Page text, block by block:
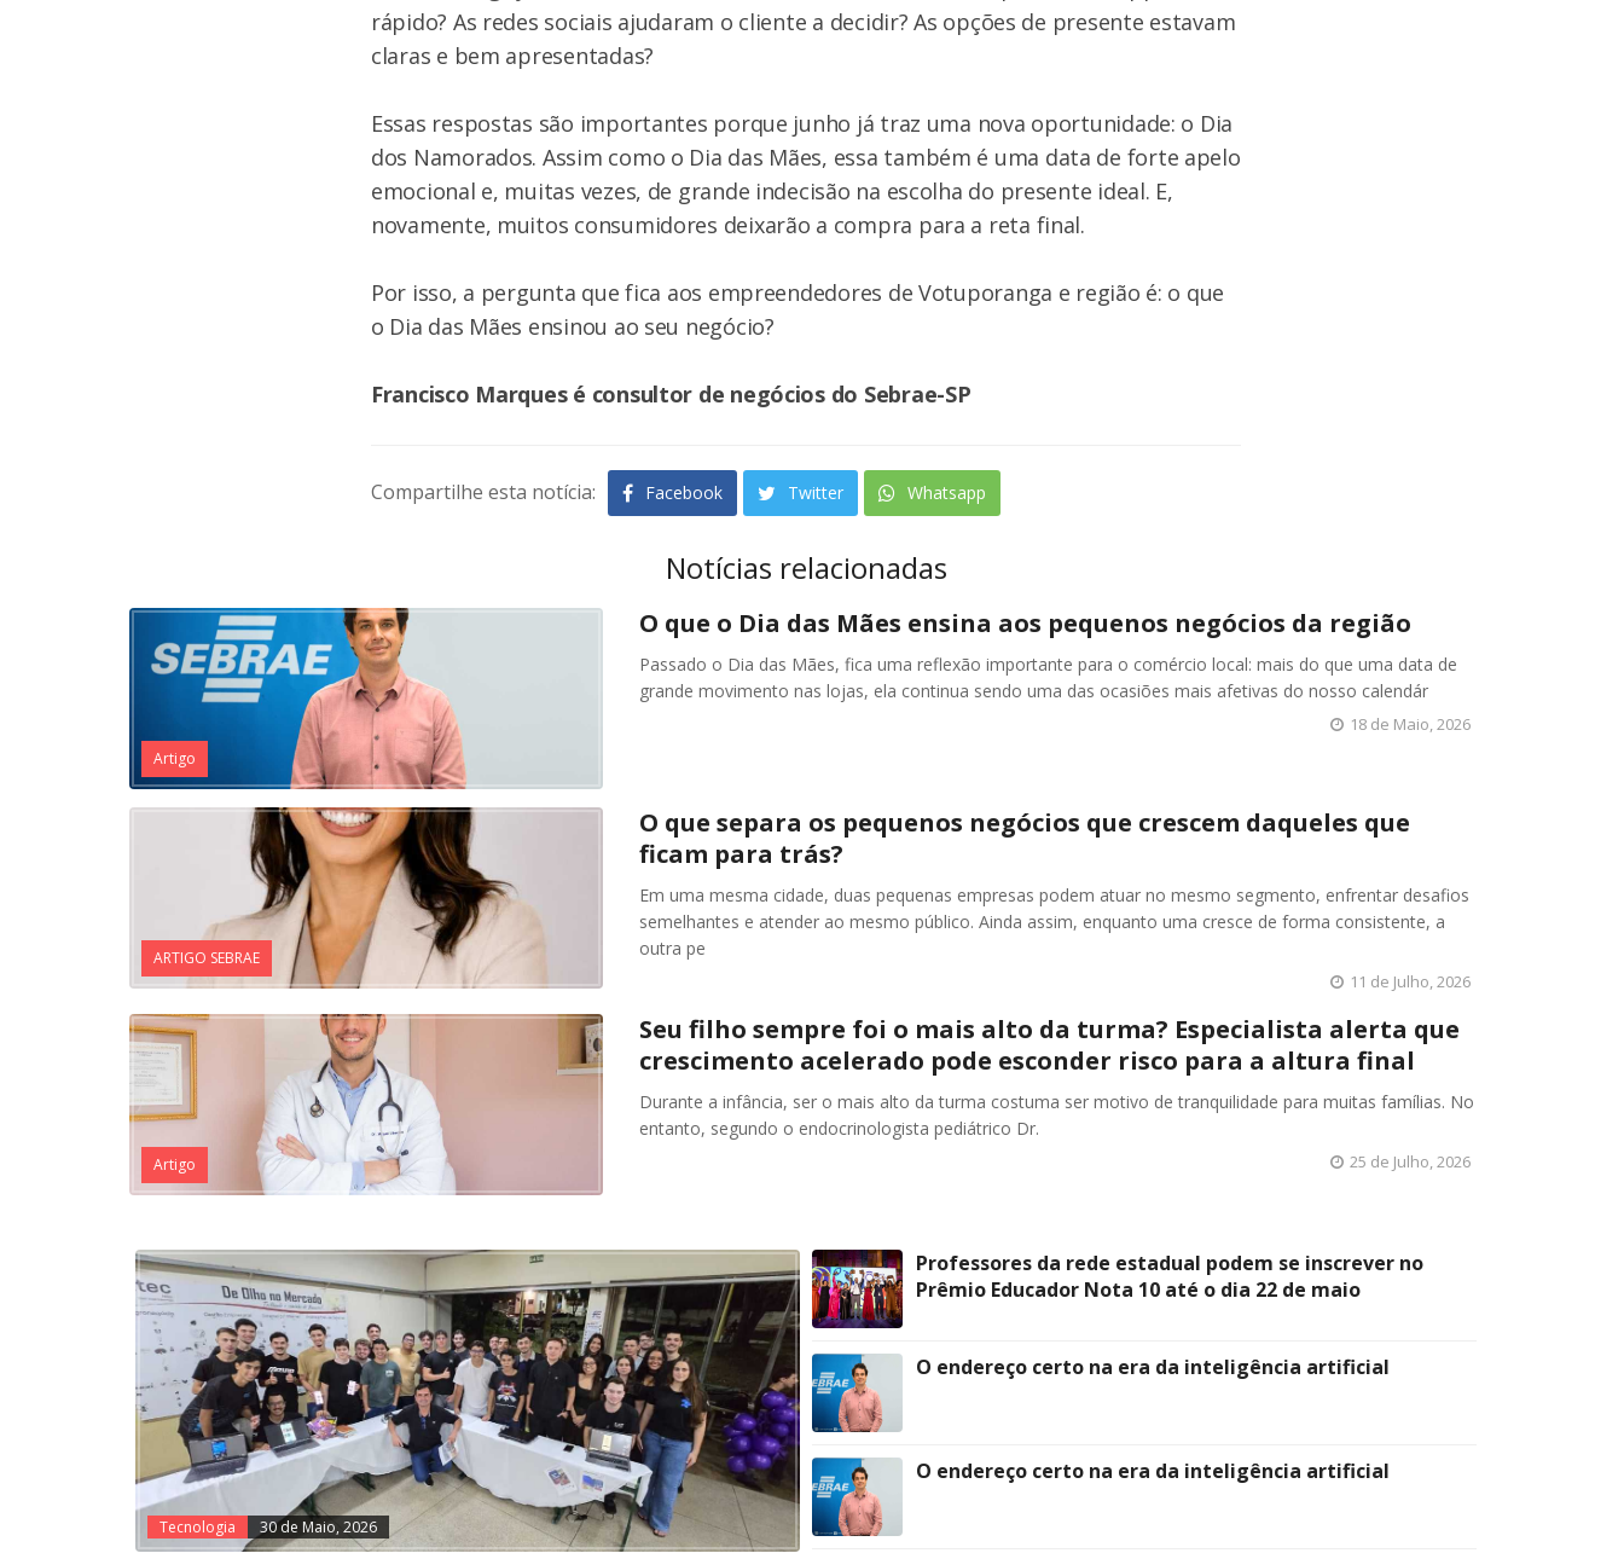
rápido? As redes sociais ajudaram o cliente a decidir? As opções de presente estavam
claras e bem apresentadas?
Essas respostas são importantes porque junho já traz uma nova oportunidade: o Dia
dos Namorados. Assim como o Dia das Mães, essa também é uma data de forte apelo
emocional e, muitas vezes, de grande indecisão na escolha do presente ideal. E,
novamente, muitos consumidores deixarão a compra para a reta final.
Por isso, a pergunta que fica aos empreendedores de Votuporanga e região é: o que
o Dia das Mães ensinou ao seu negócio?
Francisco Marques é consultor de negócios do Sebrae-SP
Compartilhe esta notícia: Facebook Twitter Whatsapp
Notícias relacionadas
Artigo
O que o Dia das Mães ensina aos pequenos negócios da região
Passado o Dia das Mães, fica uma reflexão importante para o comércio local: mais do que uma data de
grande movimento nas lojas, ela continua sendo uma das ocasiões mais afetivas do nosso calendár
18 de Maio, 2026
ARTIGO SEBRAE
O que separa os pequenos negócios que crescem daqueles que
ficam para trás?
Em uma mesma cidade, duas pequenas empresas podem atuar no mesmo segmento, enfrentar desafios
semelhantes e atender ao mesmo público. Ainda assim, enquanto uma cresce de forma consistente, a
outra pe
11 de Julho, 2026
Artigo
Seu filho sempre foi o mais alto da turma? Especialista alerta que
crescimento acelerado pode esconder risco para a altura final
Durante a infância, ser o mais alto da turma costuma ser motivo de tranquilidade para muitas famílias. No
entanto, segundo o endocrinologista pediátrico Dr.
25 de Julho, 2026
Tecnologia 30 de Maio, 2026
Professores da rede estadual podem se inscrever no
Prêmio Educador Nota 10 até o dia 22 de maio
O endereço certo na era da inteligência artificial
O endereço certo na era da inteligência artificial